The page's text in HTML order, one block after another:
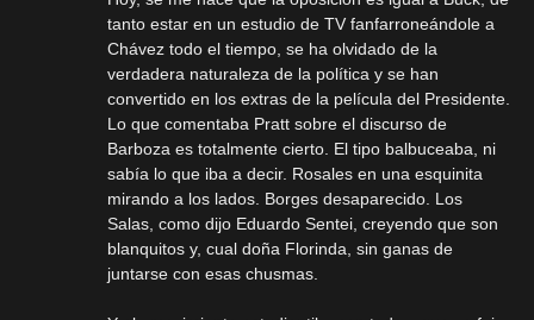
tanto estar en un estudio de TV fanfarroneándole a
Chávez todo el tiempo, se ha olvidado de la
verdadera naturaleza de la política y se han
convertido en los extras de la película del Presidente.
Lo que comentaba Pratt sobre el discurso de
Barboza es totalmente cierto. El tipo balbuceaba, ni
sabía lo que iba a decir. Rosales en una esquinita
mirando a los lados. Borges desaparecido. Los
Salas, como dijo Eduardo Sentei, creyendo que son
blanquitos y, cual doña Florinda, sin ganas de
juntarse con esas chusmas.